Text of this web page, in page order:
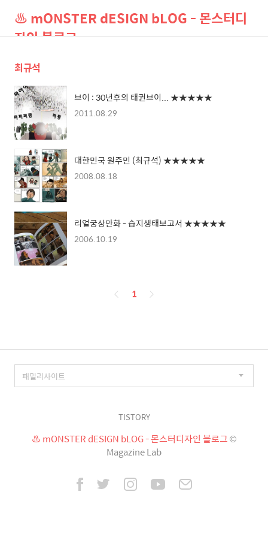
♨ mONSTER dESIGN bLOG - 몬스터디
자인 블로그
최규석
브이 : 30년후의 태권브이... ★★★★★
2011.08.29
대한민국 원주민 (최규석) ★★★★★
2008.08.18
리얼궁상만화 - 습지생태보고서 ★★★★★
2006.10.19
페
1
TISTORY
♨ mONSTER dESIGN bLOG - 몬스터디자인 블로그©
Magazine Lab